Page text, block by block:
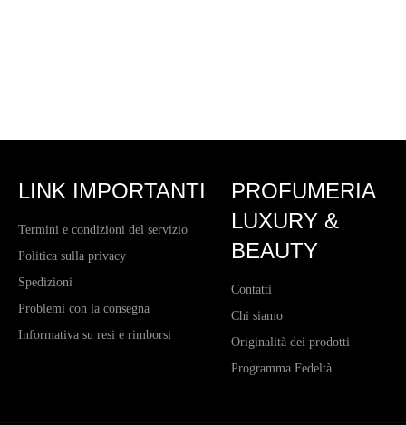
LINK IMPORTANTI
Termini e condizioni del servizio
Politica sulla privacy
Spedizioni
Problemi con la consegna
Informativa su resi e rimborsi
PROFUMERIA
LUXURY &
BEAUTY
Contatti
Chi siamo
Originalità dei prodotti
Programma Fedeltà